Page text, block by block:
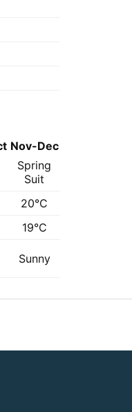
Nov-Dec
Spring
Suit
20°C
19°C
Sunny